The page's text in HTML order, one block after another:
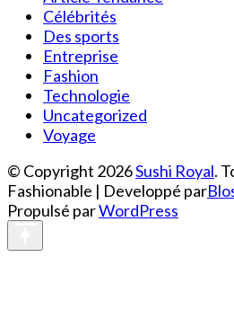
Célébrités
Des sports
Entreprise
Fashion
Technologie
Uncategorized
Voyage
© Copyright 2026Sushi Royal.
Fashionable | Developpé par
Propulsé parWordPress